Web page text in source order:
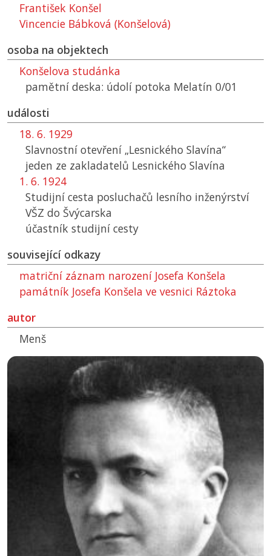
František Konšel
Vincencie Bábková (Konšelová)
osoba na objektech
Konšelova studánka
pamětní deska: údolí potoka Melatín 0/01
události
18. 6. 1929
Slavnostní otevření „Lesnického Slavína“
jeden ze zakladatelů Lesnického Slavína
1. 6. 1924
Studijní cesta posluchačů lesního inženýrství
VŠZ do Švýcarska
účastník studijní cesty
související odkazy
matriční záznam narození Josefa Konšela
památník Josefa Konšela ve vesnici Ráztoka
autor
Menš